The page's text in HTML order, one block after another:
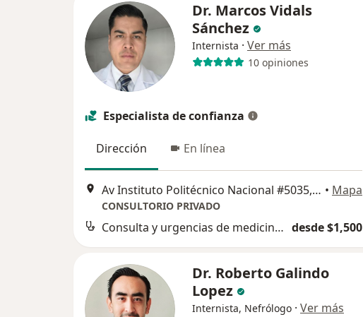
Dr. Marcos Vidals
Sánchez
Internista · Ver más
10 opiniones
Especialista de confianza
Dirección En línea
Av Instituto Politécnico Nacional #5035, Ciudad de México • Mapa
CONSULTORIO PRIVADO
Consulta y urgencias de medicina interna desde $1,500
Dr. Roberto Galindo
Lopez
Internista, Nefrólogo · Ver más